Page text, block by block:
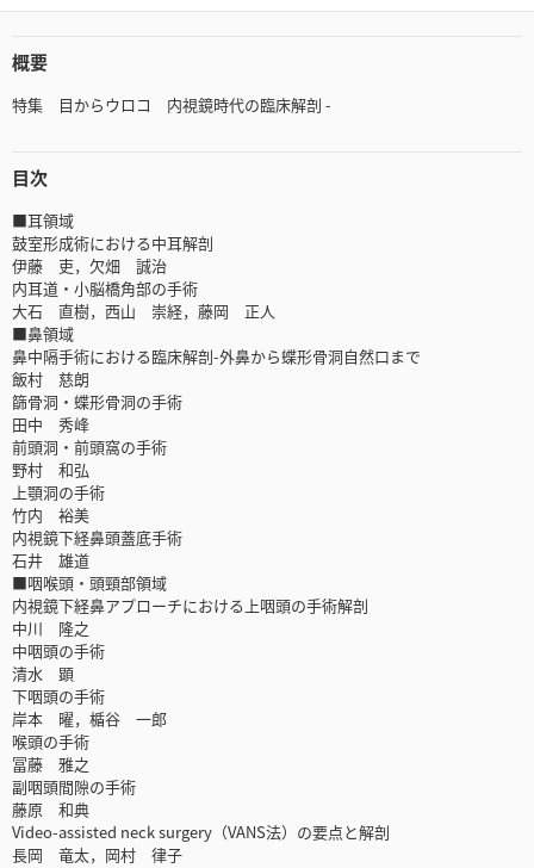
概要
特集 目からウロコ 内視鏡時代の臨床解剖 -
目次
■耳領域
鼓室形成術における中耳解剖
伊藤 吏，欠畑 誠治
内耳道・小脳橋角部の手術
大石 直樹，西山 崇経，藤岡 正人
■鼻領域
鼻中隔手術における臨床解剖-外鼻から蝶形骨洞自然口まで
飯村 慈朗
篩骨洞・蝶形骨洞の手術
田中 秀峰
前頭洞・前頭窩の手術
野村 和弘
上顎洞の手術
竹内 裕美
内視鏡下経鼻頭蓋底手術
石井 雄道
■咽喉頭・頭頸部領域
内視鏡下経鼻アプローチにおける上咽頭の手術解剖
中川 隆之
中咽頭の手術
清水 顕
下咽頭の手術
岸本 曜，楯谷 一郎
喉頭の手術
冨藤 雅之
副咽頭間隙の手術
藤原 和典
Video-assisted neck surgery（VANS法）の要点と解剖
長岡 竜太，岡村 律子